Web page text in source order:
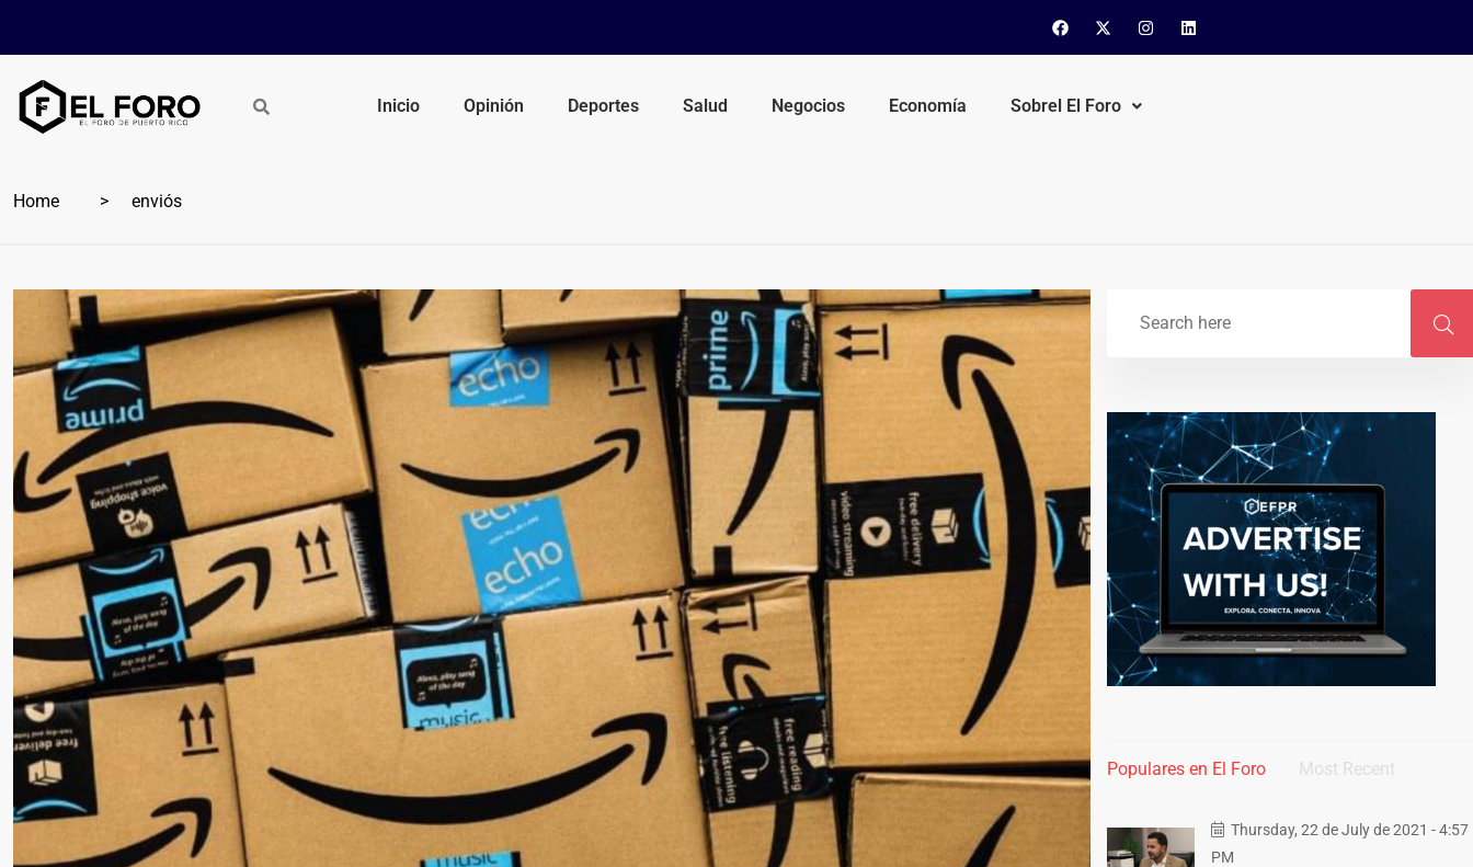
Inicio Opinión Deportes Salud Negocios Economía Sobrel El Foro
Home enviós
Populares en El Foro Most Recent
Thursday, 22 de July de 2021 - 4:57
PM